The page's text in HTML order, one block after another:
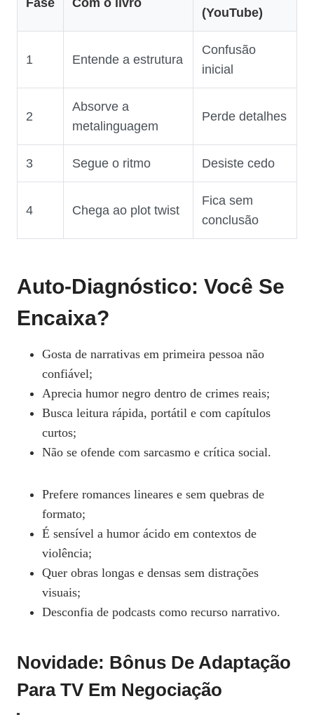
Fase Com o livro
(YouTube)
1 Entende a estrutura
Confusão
inicial
2
Absorve a
metalinguagem
Perde detalhes
3 Segue o ritmo Desiste cedo
4 Chega ao plot twist
Fica sem
conclusão
Auto‑diagnóstico: Você Se
Encaixa?
Gosta de narrativas em primeira pessoa não
confiável;
Aprecia humor negro dentro de crimes reais;
Busca leitura rápida, portátil e com capítulos
curtos;
Não se ofende com sarcasmo e crítica social.
Prefere romances lineares e sem quebras de
formato;
É sensível a humor ácido em contextos de
violência;
Quer obras longas e densas sem distrações
visuais;
Desconfia de podcasts como recurso narrativo.
Novidade: Bônus De Adaptação
Para TV Em Negociação